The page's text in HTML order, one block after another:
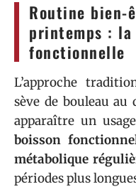
Routine bien-
printemps : la
fonctionnelle
L’approche
sève de bouleau
apparaître un
boisson
métabolique
périodes plus